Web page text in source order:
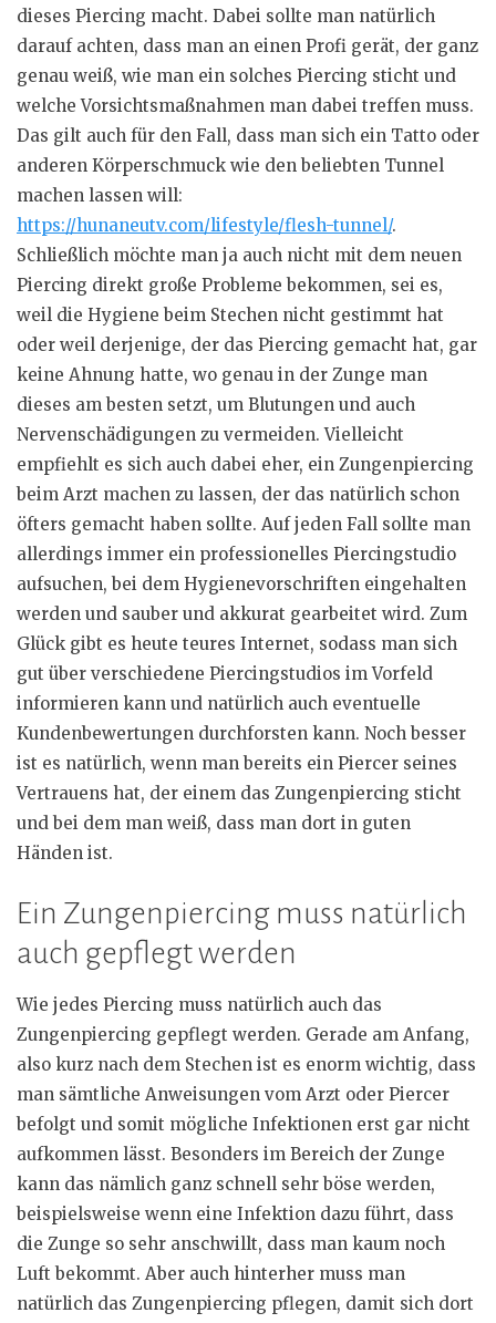
dieses Piercing macht. Dabei sollte man natürlich
darauf achten, dass man an einen Profi gerät, der ganz
genau weiß, wie man ein solches Piercing sticht und
welche Vorsichtsmaßnahmen man dabei treffen muss.
Das gilt auch für den Fall, dass man sich ein Tatto oder
anderen Körperschmuck wie den beliebten Tunnel
machen lassen will:
https://hunaneutv.com/lifestyle/flesh-tunnel/.
Schließlich möchte man ja auch nicht mit dem neuen
Piercing direkt große Probleme bekommen, sei es,
weil die Hygiene beim Stechen nicht gestimmt hat
oder weil derjenige, der das Piercing gemacht hat, gar
keine Ahnung hatte, wo genau in der Zunge man
dieses am besten setzt, um Blutungen und auch
Nervenschädigungen zu vermeiden. Vielleicht
empfiehlt es sich auch dabei eher, ein Zungenpiercing
beim Arzt machen zu lassen, der das natürlich schon
öfters gemacht haben sollte. Auf jeden Fall sollte man
allerdings immer ein professionelles Piercingstudio
aufsuchen, bei dem Hygienevorschriften eingehalten
werden und sauber und akkurat gearbeitet wird. Zum
Glück gibt es heute teures Internet, sodass man sich
gut über verschiedene Piercingstudios im Vorfeld
informieren kann und natürlich auch eventuelle
Kundenbewertungen durchforsten kann. Noch besser
ist es natürlich, wenn man bereits ein Piercer seines
Vertrauens hat, der einem das Zungenpiercing sticht
und bei dem man weiß, dass man dort in guten
Händen ist.
Ein Zungenpiercing muss natürlich
auch gepflegt werden
Wie jedes Piercing muss natürlich auch das
Zungenpiercing gepflegt werden. Gerade am Anfang,
also kurz nach dem Stechen ist es enorm wichtig, dass
man sämtliche Anweisungen vom Arzt oder Piercer
befolgt und somit mögliche Infektionen erst gar nicht
aufkommen lässt. Besonders im Bereich der Zunge
kann das nämlich ganz schnell sehr böse werden,
beispielsweise wenn eine Infektion dazu führt, dass
die Zunge so sehr anschwillt, dass man kaum noch
Luft bekommt. Aber auch hinterher muss man
natürlich das Zungenpiercing pflegen, damit sich dort